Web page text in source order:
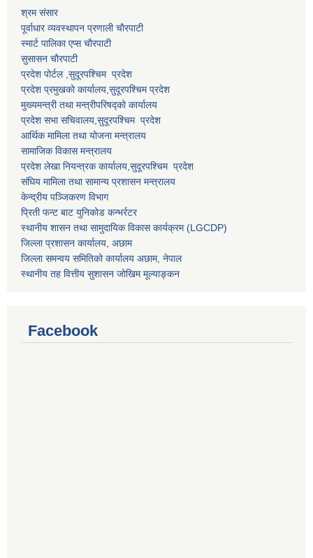
श्रम संसार
पूर्वाधार व्यवस्थापन प्रणाली चाैरपाटी
स्मार्ट पालिका एप्स चाैरपाटी
सुसासन चाैरपाटी
प्रदेश पोर्टल ,सुदूरपश्चिम प्रदेश
प्रदेश प्रमुखको कार्यालय,सुदूरपश्चिमप्रदेश
मुख्यमन्त्री तथा मन्त्रीपरिषद्को कार्यालय
प्रदेश सभा सचिवालय,सुदूरपश्चिम प्रदेश
आर्थिक मामिला तथा योजना मन्त्रालय
सामाजिक विकास मन्त्रालय
प्रदेश लेखा नियन्त्रक कार्यालय,सुदूरपश्चिम प्रदेश
संघिय मामिला तथा सामान्य प्रशासन मन्त्रालय
केन्द्रीय पञ्जिकरण विभाग
प्रिती फन्ट बाट युनिकोड कन्भर्रटर
स्थानीय शासन तथा सामुदायिक विकास कार्यक्रम (LGCDP)
जिल्ला प्रशासन कार्यालय, अछाम
जिल्ला समन्वय समितिको कार्यालय अछाम, नेपाल
स्थानीय तह वित्तीय सुशासन जोखिम मूल्याङ्कन
Facebook